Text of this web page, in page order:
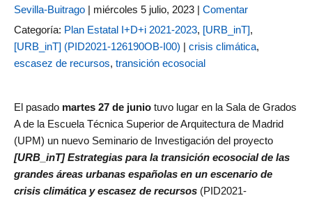
nuestras
ciudades
a
urbanos
del Grupo
de
Investigación
en
Arquitectura,
Sevilla-Buitrago | miércoles 5 julio, 2023 | Comentar
Categoría: Plan Estatal I+D+i 2021-2023, [URB_inT],
[URB_inT] (PID2021-126190OB-I00) | crisis climática,
escasez de recursos, transición ecosocial
El pasado martes 27 de junio tuvo lugar en la Sala de Grados
A de la Escuela Técnica Superior de Arquitectura de Madrid
(UPM) un nuevo Seminario de Investigación del proyecto
[URB_inT] Estrategias para la transición ecosocial de las
grandes áreas urbanas españolas en un escenario de
crisis climática y escasez de recursos (PID2021-